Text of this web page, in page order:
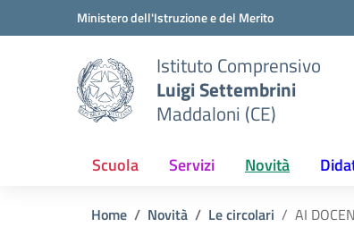
Vai ai contenuti
Vai al menu di navigazioneMinistero dell'Istruzione e del Merito
Istituto Comprensivo
Luigi Settembrini
Maddaloni (CE)
Scuola Servizi Novità
Home Novità Le circolari AI